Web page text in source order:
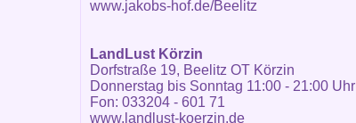
www.jakobs-hof.de/Beelitz
LandLust Körzin
Dorfstraße 19, Beelitz OT Körzin
Donnerstag bis Sonntag 11:00 - 21:00 Uhr
Fon: 033204 - 601 71
www.landlust-koerzin.de